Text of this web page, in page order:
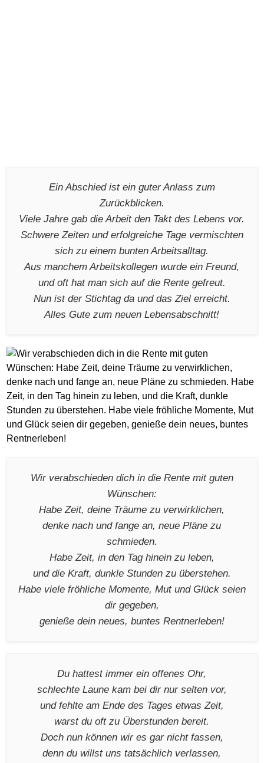
Ein Abschied ist ein guter Anlass zum
Zurückblicken.
Viele Jahre gab die Arbeit den Takt des Lebens vor.
Schwere Zeiten und erfolgreiche Tage vermischten
sich zu einem bunten Arbeitsalltag.
Aus manchem Arbeitskollegen wurde ein Freund,
und oft hat man sich auf die Rente gefreut.
Nun ist der Stichtag da und das Ziel erreicht.
Alles Gute zum neuen Lebensabschnitt!
Wir verabschieden dich in die Rente mit guten
Wünschen:
Habe Zeit, deine Träume zu verwirklichen,
denke nach und fange an, neue Pläne zu
schmieden.
Habe Zeit, in den Tag hinein zu leben,
und die Kraft, dunkle Stunden zu überstehen.
Habe viele fröhliche Momente, Mut und Glück seien
dir gegeben,
genieße dein neues, buntes Rentnerleben!
Du hattest immer ein offenes Ohr,
schlechte Laune kam bei dir nur selten vor,
und fehlte am Ende des Tages etwas Zeit,
warst du oft zu Überstunden bereit.
Doch nun können wir es gar nicht fassen,
denn du willst uns tatsächlich verlassen,